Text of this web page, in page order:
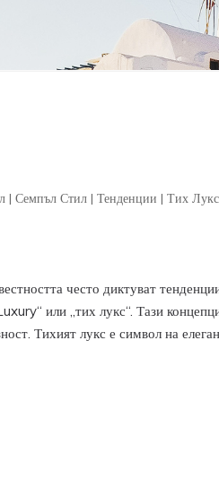
| Семпъл Стил | Тенденции | Тих Лукс
често диктуват
или „тих лукс“. Тази
Тихият лукс е символ на